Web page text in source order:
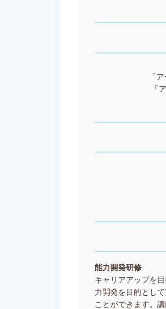
「
「
能力開発研修
キャリアアップを
力開発を目的とし
ことができます。